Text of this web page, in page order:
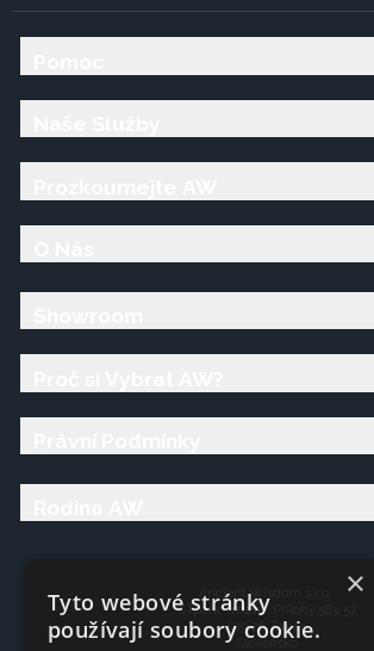
Ancient Wisdom s.r.o.,
CTpark Trnava, Prílohy 583/57
919 26 Zavar
Slovensko
×
Tyto webové stránky
používají soubory cookie.